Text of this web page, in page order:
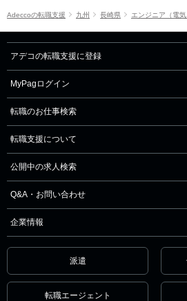
Adeccoの転職支援 九州 長崎県 エンジニア（電
アデコの転職支援に登録
MyPagログイン
転職のお仕事検索
転職支援について
公開中の求人検索
Q&A・お問い合わせ
企業情報
派遣
転職エージェント